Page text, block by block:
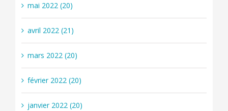
mai 2022 (20)
avril 2022 (21)
mars 2022 (20)
février 2022 (20)
janvier 2022 (20)